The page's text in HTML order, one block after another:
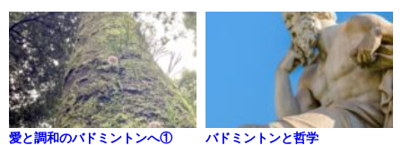
愛と調和のバドミントンへ① バドミントンと哲学